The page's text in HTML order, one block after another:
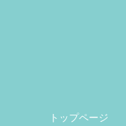
トップページ